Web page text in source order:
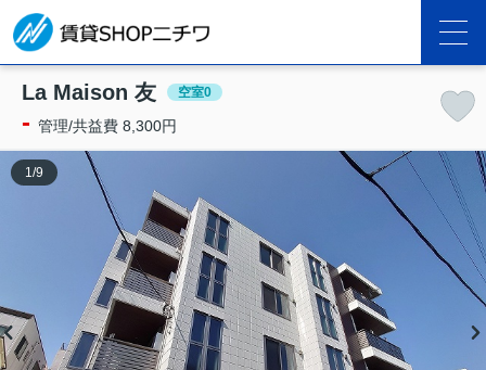
La Maison 友 空室0
- 管理/共益費 8,300円
1 /9